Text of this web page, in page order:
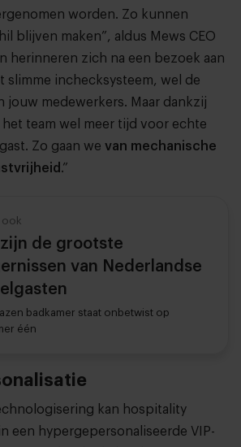
worden. Zo kunnen
blijven maken”, aldus Mews CEO
herinneren zich na een bezoek aan
slimme inchecksysteem, wel de
jouw medewerkers. Maar dankzij
team wel meer tijd voor echte
Zo gaan we van mechanische
.”
ook
zijn de grootste
van Nederlandse
badkamer staat onbetwist op
één
kan hospitality
een hypergepersonaliseerde VIP-